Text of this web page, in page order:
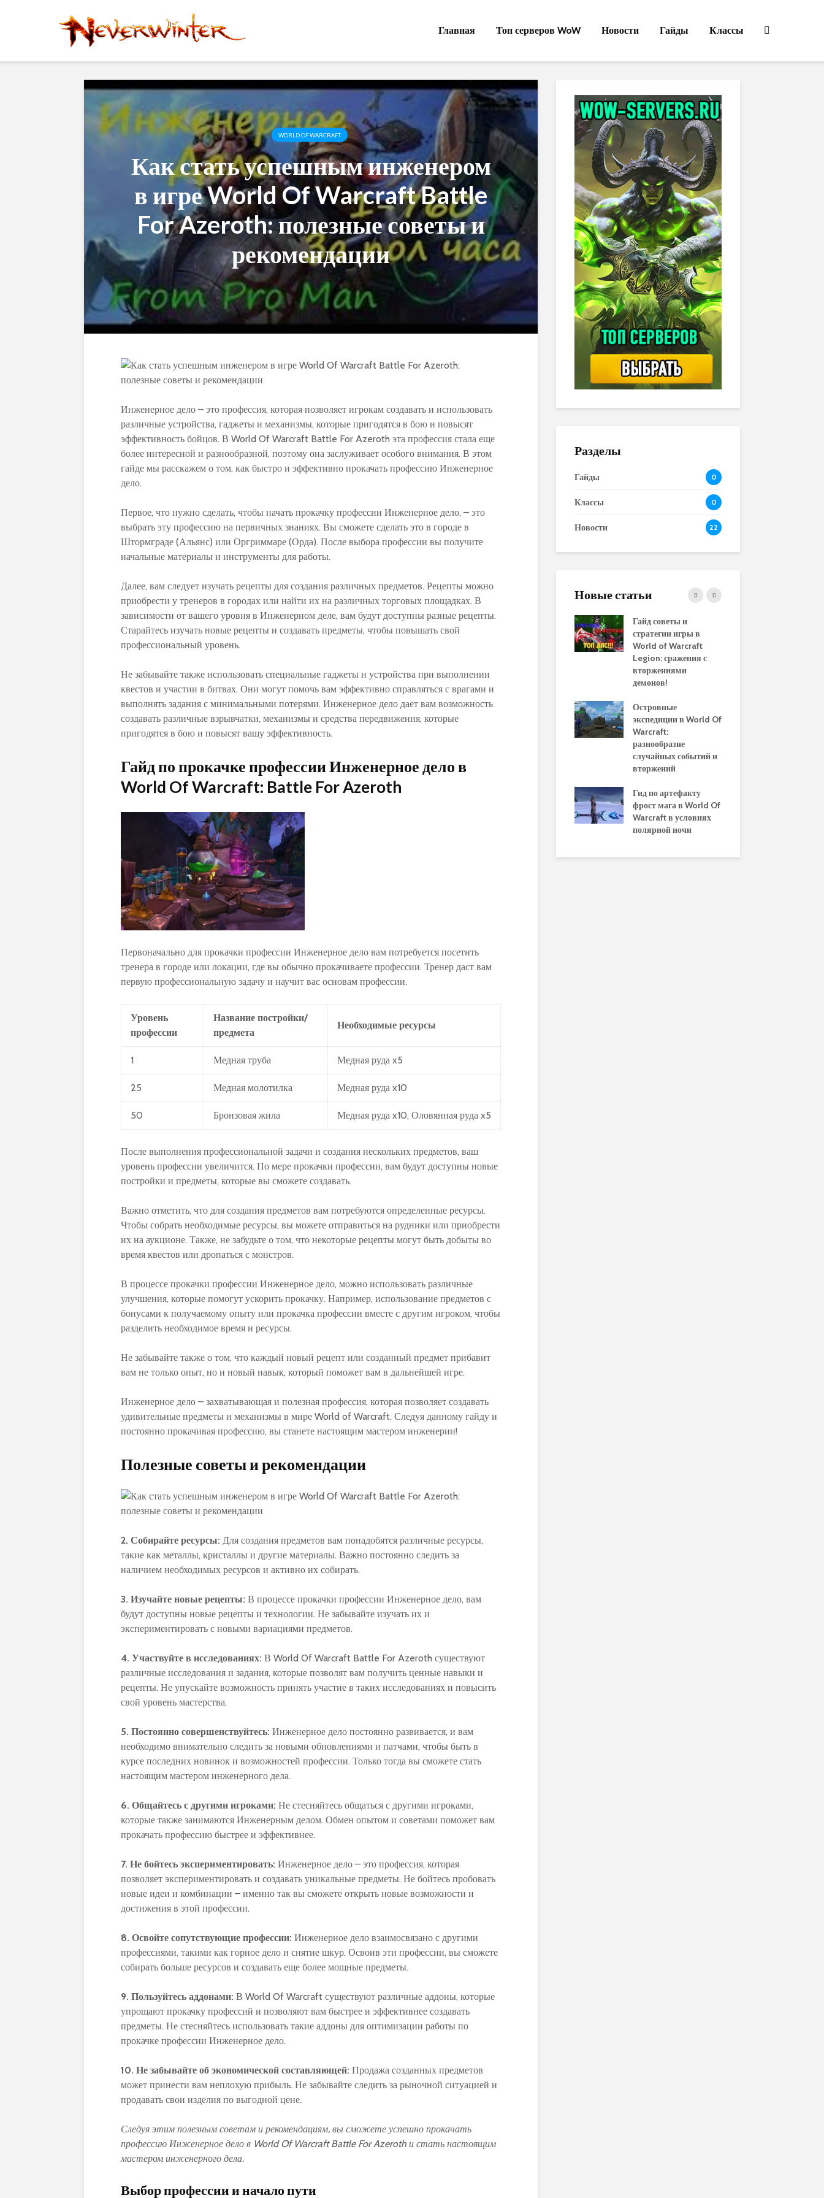
Главная Топ серверов WoW Новости Гайды Классы
WORLD OF WARCRAFT
Как стать успешным инженером
в игре World Of Warcraft Battle
For Azeroth: полезные советы и
рекомендации
Инженерное дело – это профессия, которая позволяет игрокам создавать и использовать
различные устройства, гаджеты и механизмы, которые пригодятся в бою и повысят
эффективность бойцов. В World Of Warcraft Battle For Azeroth эта профессия стала еще
более интересной и разнообразной, поэтому она заслуживает особого внимания. В этом
гайде мы расскажем о том, как быстро и эффективно прокачать профессию Инженерное
дело.
Первое, что нужно сделать, чтобы начать прокачку профессии Инженерное дело, – это
выбрать эту профессию на первичных знаниях. Вы сможете сделать это в городе в
Штормграде (Альянс) или Оргриммаре (Орда). После выбора профессии вы получите
начальные материалы и инструменты для работы.
Далее, вам следует изучать рецепты для создания различных предметов. Рецепты можно
приобрести у тренеров в городах или найти их на различных торговых площадках. В
зависимости от вашего уровня в Инженерном деле, вам будут доступны разные рецепты.
Старайтесь изучать новые рецепты и создавать предметы, чтобы повышать свой
профессиональный уровень.
Не забывайте также использовать специальные гаджеты и устройства при выполнении
квестов и участии в битвах. Они могут помочь вам эффективно справляться с врагами и
выполнять задания с минимальными потерями. Инженерное дело дает вам возможность
создавать различные взрывчатки, механизмы и средства передвижения, которые
пригодятся в бою и повысят вашу эффективность.
Гайд по прокачке профессии Инженерное дело в
World Of Warcraft: Battle For Azeroth
Первоначально для прокачки профессии Инженерное дело вам потребуется посетить
тренера в городе или локации, где вы обычно прокачиваете профессии. Тренер даст вам
первую профессиональную задачу и научит вас основам профессии.
Уровень
профессии
Название постройки/
предмета
Необходимые ресурсы
1 Медная труба Медная руда x5
25 Медная молотилка Медная руда x10
50 Бронзовая жила Медная руда x10, Оловянная руда x5
После выполнения профессиональной задачи и создания нескольких предметов, ваш
уровень профессии увеличится. По мере прокачки профессии, вам будут доступны новые
постройки и предметы, которые вы сможете создавать.
Важно отметить, что для создания предметов вам потребуются определенные ресурсы.
Чтобы собрать необходимые ресурсы, вы можете отправиться на рудники или приобрести
их на аукционе. Также, не забудьте о том, что некоторые рецепты могут быть добыты во
время квестов или дропаться с монстров.
В процессе прокачки профессии Инженерное дело, можно использовать различные
улучшения, которые помогут ускорить прокачку. Например, использование предметов с
бонусами к получаемому опыту или прокачка профессии вместе с другим игроком, чтобы
разделить необходимое время и ресурсы.
Не забывайте также о том, что каждый новый рецепт или созданный предмет прибавит
вам не только опыт, но и новый навык, который поможет вам в дальнейшей игре.
Инженерное дело – захватывающая и полезная профессия, которая позволяет создавать
удивительные предметы и механизмы в мире World of Warcraft. Следуя данному гайду и
постоянно прокачивая профессию, вы станете настоящим мастером инженерии!
Полезные советы и рекомендации
2. Собирайте ресурсы: Для создания предметов вам понадобятся различные ресурсы,
такие как металлы, кристаллы и другие материалы. Важно постоянно следить за
наличием необходимых ресурсов и активно их собирать.
3. Изучайте новые рецепты: В процессе прокачки профессии Инженерное дело, вам
будут доступны новые рецепты и технологии. Не забывайте изучать их и
экспериментировать с новыми вариациями предметов.
4. Участвуйте в исследованиях: В World Of Warcraft Battle For Azeroth существуют
различные исследования и задания, которые позволят вам получить ценные навыки и
рецепты. Не упускайте возможность принять участие в таких исследованиях и повысить
свой уровень мастерства.
5. Постоянно совершенствуйтесь: Инженерное дело постоянно развивается, и вам
необходимо внимательно следить за новыми обновлениями и патчами, чтобы быть в
курсе последних новинок и возможностей профессии. Только тогда вы сможете стать
настоящим мастером инженерного дела.
6. Общайтесь с другими игроками: Не стесняйтесь общаться с другими игроками,
которые также занимаются Инженерным делом. Обмен опытом и советами поможет вам
прокачать профессию быстрее и эффективнее.
7. Не бойтесь экспериментировать: Инженерное дело – это профессия, которая
позволяет экспериментировать и создавать уникальные предметы. Не бойтесь пробовать
новые идеи и комбинации – именно так вы сможете открыть новые возможности и
достижения в этой профессии.
8. Освойте сопутствующие профессии: Инженерное дело взаимосвязано с другими
профессиями, такими как горное дело и снятие шкур. Освоив эти профессии, вы сможете
собирать больше ресурсов и создавать еще более мощные предметы.
9. Пользуйтесь аддонами: В World Of Warcraft существуют различные аддоны, которые
упрощают прокачку профессий и позволяют вам быстрее и эффективнее создавать
предметы. Не стесняйтесь использовать такие аддоны для оптимизации работы по
прокачке профессии Инженерное дело.
10. Не забывайте об экономической составляющей: Продажа созданных предметов
может принести вам неплохую прибыль. Не забывайте следить за рыночной ситуацией и
продавать свои изделия по выгодной цене.
Следуя этим полезным советам и рекомендациям, вы сможете успешно прокачать
профессию Инженерное дело в World Of Warcraft Battle For Azeroth и стать настоящим
мастером инженерного дела.
Выбор профессии и начало пути
Разделы
Гайды 0
Классы 0
Новости 22
Новые статьи
PvP гайд по ММ ханту
в World of Warcraft:
Обновленное
руководство по
использованию
макросов для воина в
World of Warcraft:
Путеводитель по
перемещению по
Обзор и сравнение
оптимальную
экипировку на 110
Гайд советы и
стратегии игры в
World of Warcraft
Legion: сражения с
вторжениями
демонов!
Островные
экспедиции в World Of
Warcraft:
разнообразие
случайных событий и
вторжений
Гид по артефакту
фрост мага в World Of
Warcraft в условиях
полярной ночи